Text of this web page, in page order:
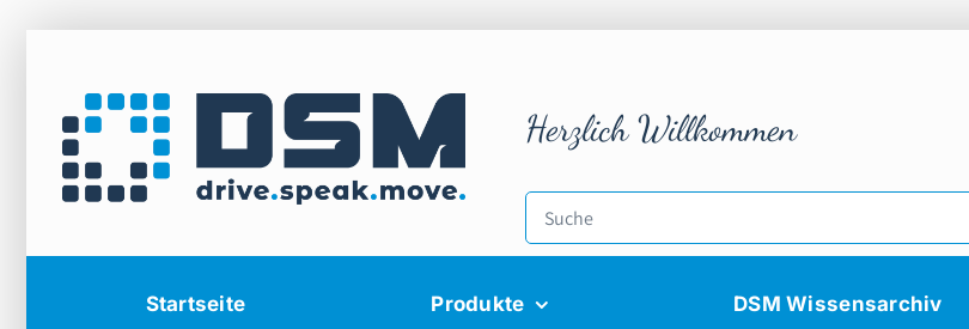
Herzlich Willkommen
Startseite Produkte DSM Wissensarchiv